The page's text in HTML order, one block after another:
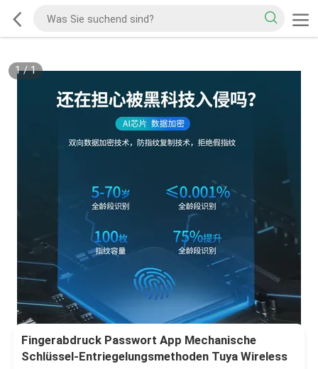
1/1
Fingerabdruck Passwort App Mechanische
Schlüssel-Entriegelungsmethoden Tuya Wireless